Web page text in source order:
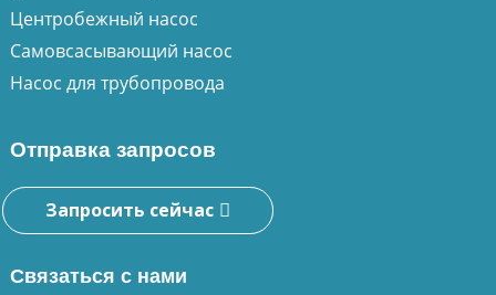
Центробежный насос
Самовсасывающий насос
Насос для трубопровода
Отправка запросов
Запросить сейчас
Связаться с нами